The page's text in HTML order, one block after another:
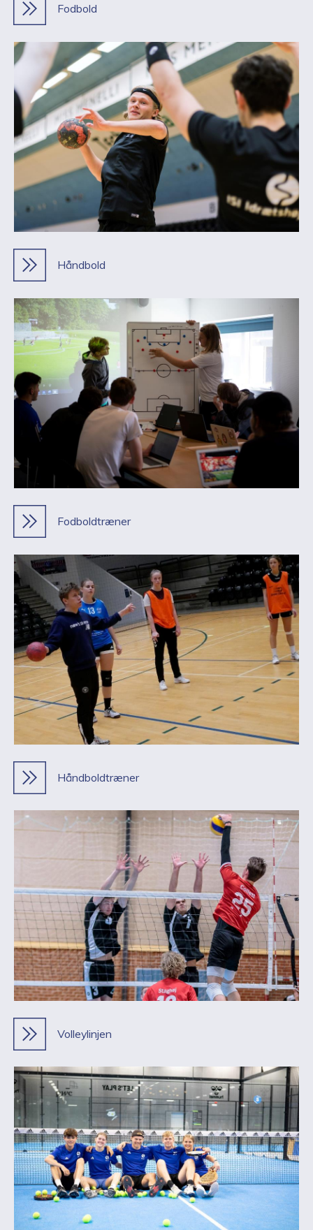
Fodbold
Håndbold
Fodboldtræner
Håndboldtræner
Volleylinjen